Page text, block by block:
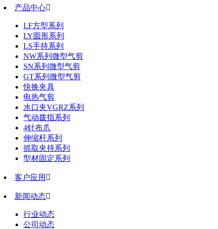
产品中心
LF方型系列
LY圆形系列
LS手持系列
NW系列微型气剪
SN系列微型气剪
GT系列微型气剪
快换夹具
电热气剪
水口夹VGRZ系列
气动拨指系列
4针布爪
伸缩杆系列
抓取夹持系列
型材固定系列
客户应用 
新闻动态
行业动态
公司动态